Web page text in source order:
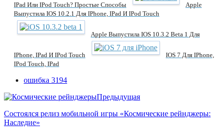
IPad Или IPod Touch? Простые Способы
Apple
Выпустила IOS 10.2.1 Для IPhone, IPad И IPod Touch
Apple Выпустила IOS 10.3.2 Beta 1 Для
IPhone, IPad И IPod Touch
IOS 7 Для IPhone,
IPod Touch, IPad
ошибка 3194
Предыдущая
Состоялся релиз мобильной игры «Космические рейнджеры:
Наследие»